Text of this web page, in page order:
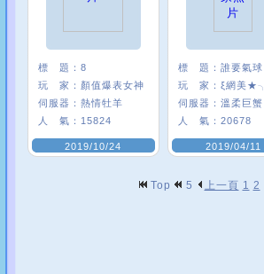
標 題： 8
玩 家： 顏值爆表女神
伺服器： 熱情牡羊
人 氣： 15824
2019/10/24
標 題： 誰要氣球
玩 家： ξ網美★╮
伺服器： 溫柔巨蟹
人 氣： 20678
2019/04/11
Top 5 上一頁 1 2